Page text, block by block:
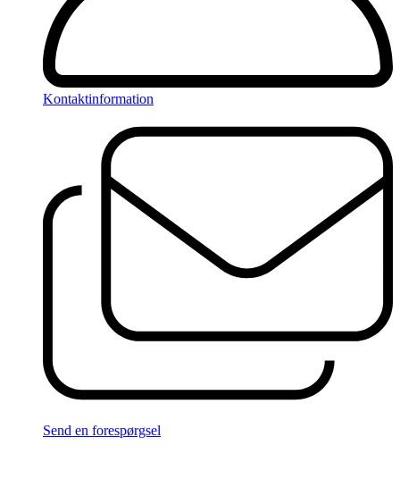
Kontaktinformation
Send en forespørgsel